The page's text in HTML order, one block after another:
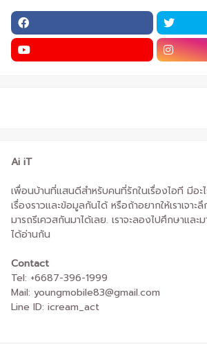
Ai iT
เพื่อนบ้านที่แสนดีสำหรับคนที่รักในเรื่องไอที มีอะ
เรื่องราวและข้อมูลกันได้ หรือถ้าอยากให้เราเจาะ
มารถรีเควสกันมาได้เลย. เราจะลองไปศึกษาและ
ได้อ่านกัน
Contact
Tel: +6687-396-1999
Mail: youngmobile83@gmail.com
Line ID: icream_act